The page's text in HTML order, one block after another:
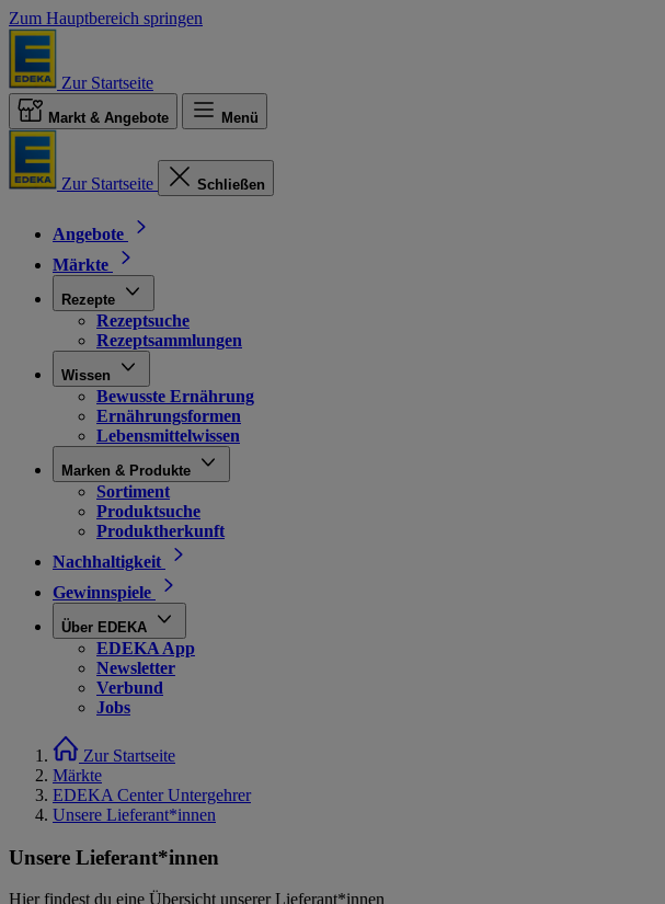
Zum Hauptbereich springen
Zur Startseite
Markt & Angebote Menü
Zur Startseite Schließen
Angebote
Märkte
Rezepte
Rezeptsuche
Rezeptsammlungen
Wissen
Bewusste Ernährung
Ernährungsformen
Lebensmittelwissen
Marken & Produkte
Sortiment
Produktsuche
Produktherkunft
Nachhaltigkeit
Gewinnspiele
Über EDEKA
EDEKA App
Newsletter
Verbund
Jobs
Zur Startseite
Märkte
EDEKA Center Untergehrer
Unsere Lieferant*innen
Unsere Lieferant*innen
Hier findest du eine Übersicht unserer Lieferant*innen